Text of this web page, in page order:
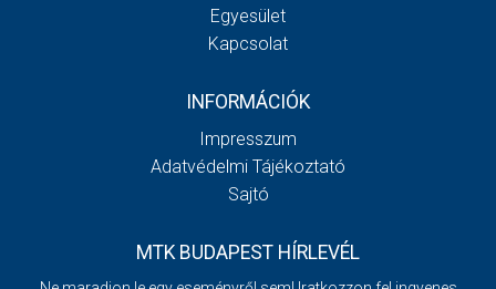
Egyesület
Kapcsolat
INFORMÁCIÓK
Impresszum
Adatvédelmi Tájékoztató
Sajtó
MTK BUDAPEST HÍRLEVÉL